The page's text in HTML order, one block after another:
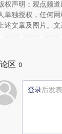
权声明：观点频
单独授权，任何
述文章及图片。文
区 0
登录后发